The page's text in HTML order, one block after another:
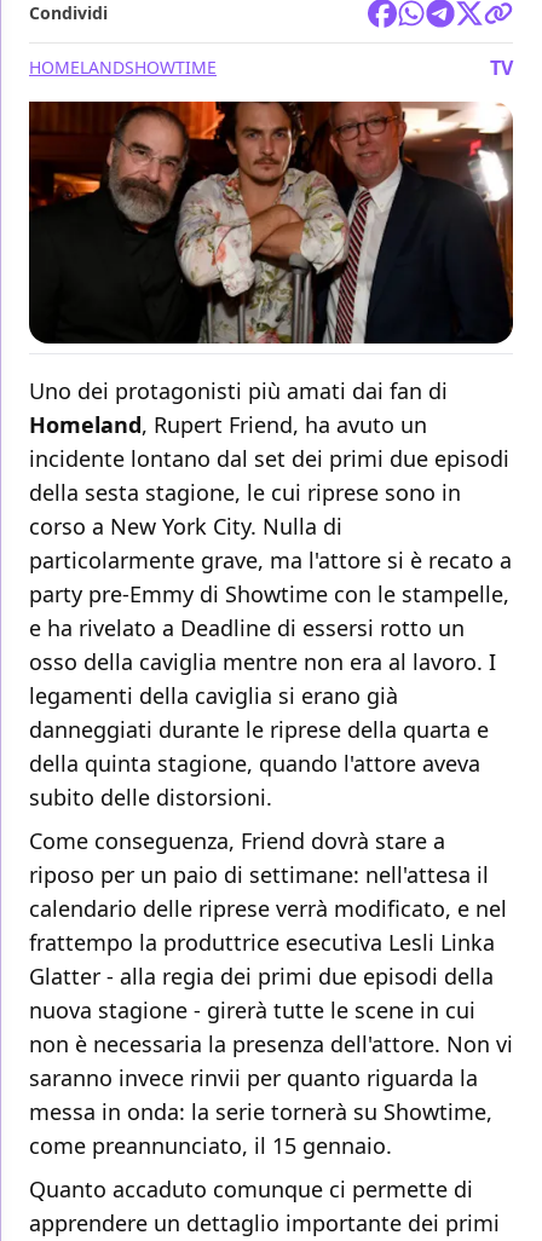
Condividi
HOMELANDSHOWTIME TV
Uno dei protagonisti più amati dai fan di
Homeland, Rupert Friend, ha avuto un
incidente lontano dal set dei primi due episodi
della sesta stagione, le cui riprese sono in
corso a New York City. Nulla di
particolarmente grave, ma l'attore si è recato a
party pre-Emmy di Showtime con le stampelle,
e ha rivelato a Deadline di essersi rotto un
osso della caviglia mentre non era al lavoro. I
legamenti della caviglia si erano già
danneggiati durante le riprese della quarta e
della quinta stagione, quando l'attore aveva
subito delle distorsioni.
Come conseguenza, Friend dovrà stare a
riposo per un paio di settimane: nell'attesa il
calendario delle riprese verrà modificato, e nel
frattempo la produttrice esecutiva Lesli Linka
Glatter - alla regia dei primi due episodi della
nuova stagione - girerà tutte le scene in cui
non è necessaria la presenza dell'attore. Non vi
saranno invece rinvii per quanto riguarda la
messa in onda: la serie tornerà su Showtime,
come preannunciato, il 15 gennaio.
Quanto accaduto comunque ci permette di
apprendere un dettaglio importante dei primi